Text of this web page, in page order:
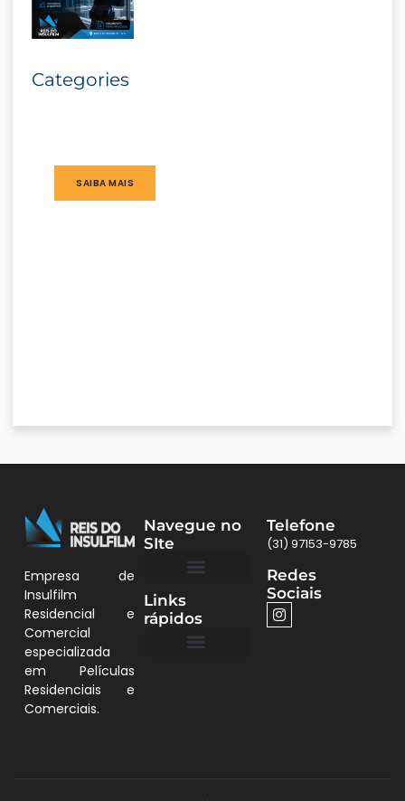
Categories
SAIBA MAIS
Empresa de
Insulfilm
Residencial e
Comercial
especializada
em Películas
Residenciais e
Comerciais.
Navegue no
SIte
Links
rápidos
Telefone
(31) 97153-9785
Redes
Sociais